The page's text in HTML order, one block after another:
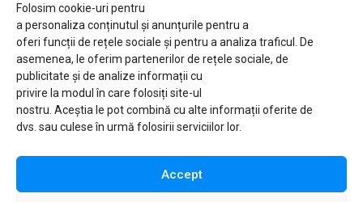
Folosim cookie-uri pentru
a personaliza conținutul și anunțurile pentru a
oferi funcții de rețele sociale și pentru a analiza traficul. De
asemenea, le oferim partenerilor de rețele sociale, de
publicitate și de analize informații cu
privire la modulîn care folosiți site-ul
nostru. Aceștia le potcombină cu alte informații oferite de
dvs. sau culeseîn urmă folosirii serviciilor lor.
Accept
Fundația Comunitară Sibiu, CIF 30885877
Pentru donații:
RO72RNCB0227130116020001 deschis la
BCR Sibiu
Copyright ©2026 Fundația Comunitară